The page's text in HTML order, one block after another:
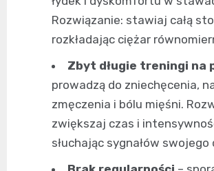
Rozwiązanie: stawiaj całą
rozkładając ciężar
Zbyt długie treningi na
prowadzą do zniechęcenia,
zmęczenia i bólu mięśni.
zwiększaj czas i
słuchając sygnałów swojego